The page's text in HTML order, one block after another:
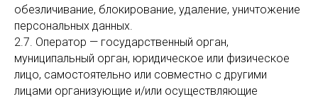
обезличивание, блокирование, удаление, уничтожение
персональных данных.
2.7. Оператор — государственный орган,
муниципальный орган, юридическое или физическое
лицо, самостоятельно или совместно с другими
лицами организующие и/или осуществляющие